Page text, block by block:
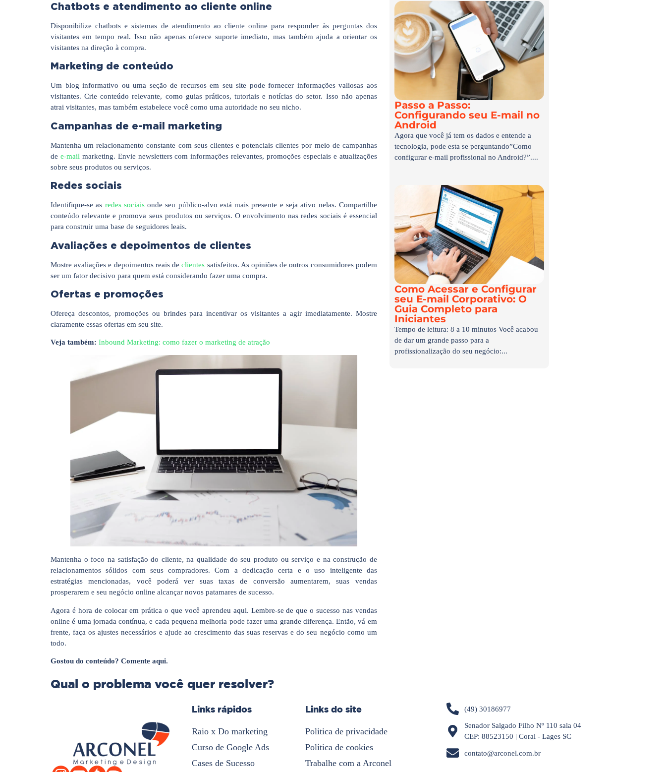
Chatbots e atendimento ao cliente online
Disponibilize chatbots e sistemas de atendimento ao cliente online para responder às perguntas dos
visitantes em tempo real. Isso não apenas oferece suporte imediato, mas também ajuda a orientar os
visitantes na direção à compra.
Marketing de conteúdo
Um blog informativo ou uma seção de recursos em seu site pode fornecer informações valiosas aos
visitantes. Crie conteúdo relevante, como guias práticos, tutoriais e notícias do setor. Isso não apenas
atrai visitantes, mas também estabelece você como uma autoridade no seu nicho.
Campanhas de e-mail marketing
Mantenha um relacionamento constante com seus clientes e potenciais clientes por meio de campanhas
de e-mail marketing. Envie newsletters com informações relevantes, promoções especiais e atualizações
sobre seus produtos ou serviços.
Redes sociais
Identifique-se as redes sociaisonde seu público-alvo está mais presente e seja ativo nelas. Compartilhe
conteúdo relevante e promova seus produtos ou serviços. O envolvimento nas redes sociais é essencial
para construir uma base de seguidores leais.
Avaliações e depoimentos de clientes
Mostre avaliações e depoimentos reais declientes satisfeitos. As opiniões de outros consumidores podem
ser um fator decisivo para quem está considerando fazer uma compra.
Ofertas e promoções
Ofereça descontos, promoções ou brindes para incentivar os visitantes a agir imediatamente. Mostre
claramente essas ofertas em seu site.
Veja também: Inbound Marketing: como fazer o marketing de atração
Mantenha o foco na satisfação do cliente, na qualidade do seu produto ou serviço e na construção de
relacionamentos sólidos com seus compradores. Com a dedicação certa e o uso inteligente das
estratégias mencionadas, você poderá ver suas taxas de conversão aumentarem, suas vendas
prosperarem e seu negócio online alcançar novos patamares de sucesso.
Agora é hora de colocar em prática o que você aprendeu aqui. Lembre-se de que o sucesso nas vendas
online é uma jornada contínua, e cada pequena melhoria pode fazer uma grande diferença. Então, vá em
frente, faça os ajustes necessários e ajude ao crescimento das suas reservas e do seu negócio como um
todo.
Gostou do conteúdo? Comente aqui.
Passo a Passo:
Configurando seu E-mail no
Android
Agora que você já tem os dados e entende a
tecnologia, pode esta se perguntando”Como
configurar e-mail profissional no Android?”....
Como Acessar e Configurar
seu E-mail Corporativo: O
Guia Completo para
Iniciantes
Tempo de leitura: 8 a 10 minutos Você acabou
de dar um grande passo para a
profissionalização do seu negócio:...
Qual o problema você quer resolver?
Links rápidos
Raio x Do marketing
Curso de Google Ads
Cases de Sucesso
Links do site
Politica de privacidade
Política de cookies
Trabalhe com a Arconel
(49) 30186977
Senador Salgado Filho Nº 110 sala 04
CEP: 88523150 | Coral - Lages SC
contato@arconel.com.br